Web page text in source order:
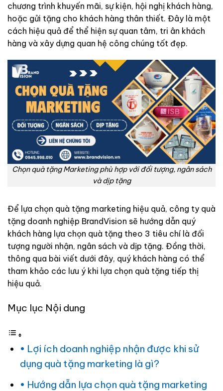
chương trình khuyến mãi, sự kiện, hội nghị khách hàng,
hoặc gửi tặng cho khách hàng thân thiết. Đây là một
cách hiệu quả để thể hiện sự quan tâm, tri ân khách
hàng và xây dựng quan hệ công chúng tốt đẹp.
Chọn quà tặng Marketing phù hợp với đối tượng, ngân sách
và dịp tặng
Để lựa chọn quà tặng marketing hiệu quả, công ty quà
tặng doanh nghiệp BrandVision sẽ hướng dẫn quý
khách hàng lựa chọn quà tặng theo 3 tiêu chí là đối
tượng người nhận, ngân sách và dịp tặng. Đồng thời,
thông qua bài viết dưới đây, quý khách hàng có thể
tham khảo các lưu ý khi lựa chọn quà tặng tiếp thị
hiệu quả.
Mục lục Nội dung
Lợi ích doanh nghiệp nhận được khi sử
dụng quà tặng marketing là gì?
Hướng dẫn lựa chọn quà tặng marketing